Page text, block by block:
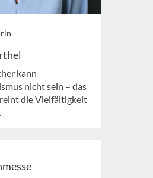
kann
nicht sein – das
die Vielfältigkeit